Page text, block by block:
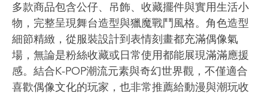
生活雜貨
多款商品包含公仔、吊飾、收藏擺件與實用生活小
物，完整呈現舞台造型與獵魔戰鬥風格。角色造型
細節精緻，從服裝設計到表情刻畫都充滿偶像氣
場，無論是粉絲收藏或日常使用都能展現滿滿應援
感。結合K-POP潮流元素與奇幻世界觀，不僅適合
喜歡偶像文化的玩家，也非常推薦給動漫與潮玩收